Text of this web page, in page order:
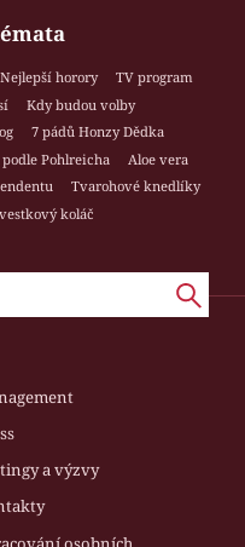
Nejlepší horory
TV program
Kdy budou volby
7 pádů Honzy Dědka
Pohlreicha
Aloe vera
Tvarohové knedlíky
koláč
a výzvy